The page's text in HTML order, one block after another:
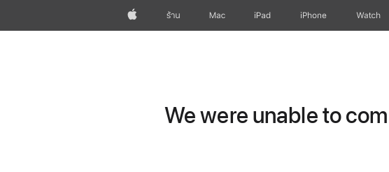
Appleร้าน Mac iPad iPhone Watch
We were unable to